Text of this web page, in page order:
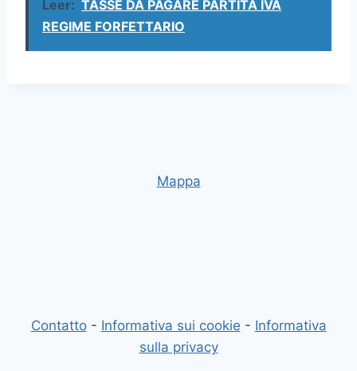
Leer: TASSE DA PAGARE PARTITA IVA
REGIME FORFETTARIO
Mappa
Contatto- Informativa sui cookie - Informativa
sulla privacy